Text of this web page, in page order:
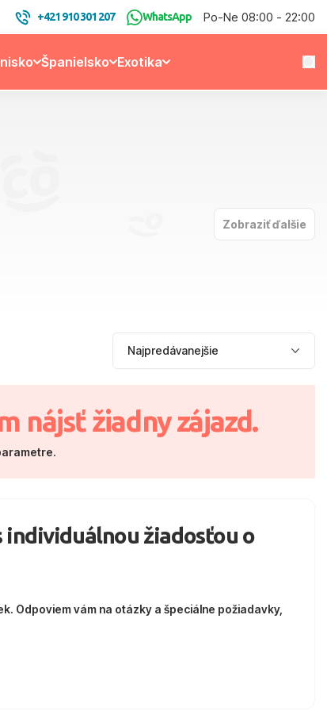
+421 910 301 207 WhatsApp Po-Ne 08:00 - 22:00
Španielsko Exotika
Zobraziť ďalšie
nájsť žiadny zájazd.
individuálnou žiadosťou o
Odpoviem vám na otázky a špeciálne požiadavky,